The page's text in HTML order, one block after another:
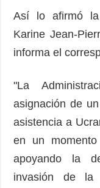
emergencias
ADICIONAL
Podcasts
Fotos
Releases
Así lo afirmó
Karine Jean-
informa el
"La
asignación de
asistencia a
en un
apoyando la
invasión de la